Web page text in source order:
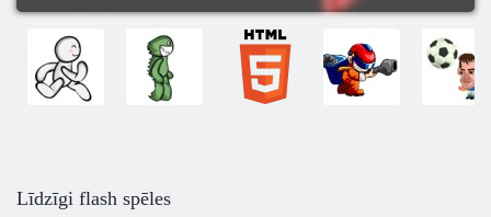
Līdzīgi flash spēles